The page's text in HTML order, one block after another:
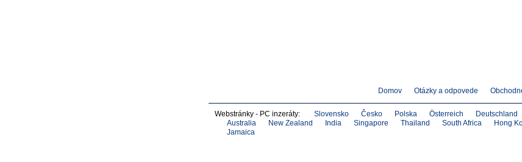
Domov Otázky a odpovede
Webstránky - PC inzeráty: Slovensko Česko Polska Österreich Deutschland
Australia
New Zealand India Singapore Thailand South Africa Hong
Jamaica